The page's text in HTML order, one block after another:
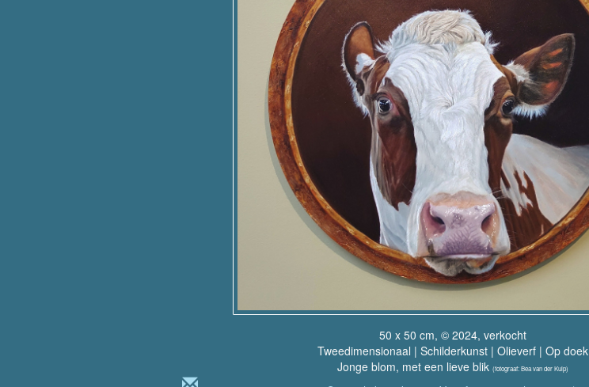
50 x 50 cm, © 2024, verkocht
Tweedimensionaal | Schilderkunst | Olieverf | Op doek
Jonge blom, met een lieve blik (fotograaf: Bea van der Kuip)